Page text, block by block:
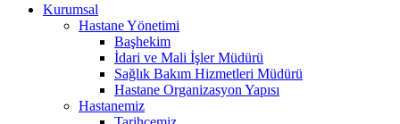
Kurumsal
Hastane Yönetimi
Başhekim
İdari ve Mali İşler Müdürü
Sağlık Bakım Hizmetleri Müdürü
Hastane Organizasyon Yapısı
Hastanemiz